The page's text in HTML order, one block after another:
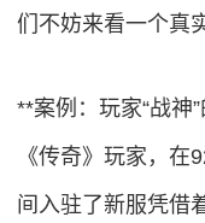
们不妨来看一个真
**案例：玩家“战神
《传奇》玩家，
间入驻了新服凭借